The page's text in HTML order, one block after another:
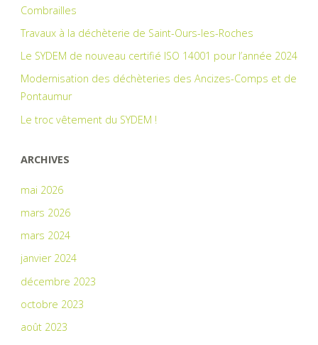
Combrailles
Travaux à la déchèterie de Saint-Ours-les-Roches
Le SYDEM de nouveau certifié ISO 14001 pour l’année 2024
Modernisation des déchèteries des Ancizes-Comps et de
Pontaumur
Le troc vêtement du SYDEM !
ARCHIVES
mai 2026
mars 2026
mars 2024
janvier 2024
décembre 2023
octobre 2023
août 2023